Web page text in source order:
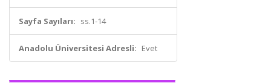
Sayfa Sayıları: ss.1-14
Anadolu Üniversitesi Adresli: Evet